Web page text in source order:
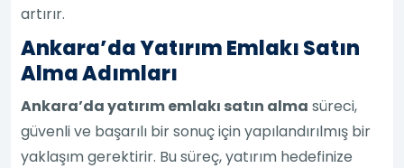
artırır.
Ankara’da Yatırım Emlakı Satın
Alma Adımları
Ankara’da yatırım emlakı satın alma süreci,
güvenli ve başarılı bir sonuç için yapılandırılmış bir
yaklaşım gerektirir. Bu süreç, yatırım hedefinize